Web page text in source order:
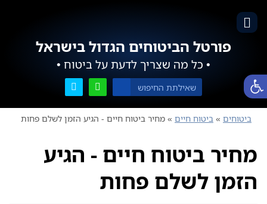
פורטל הביטוחים הגדול בישראל
• כל מה שצריך לדעת על ביטוח •
ביטוחים » ביטוח חיים » מחיר ביטוח חיים - הגיע הזמן לשלם פחות
מחיר ביטוח חיים - הגיע
הזמן לשלם פחות
פתח סרגל נגישות